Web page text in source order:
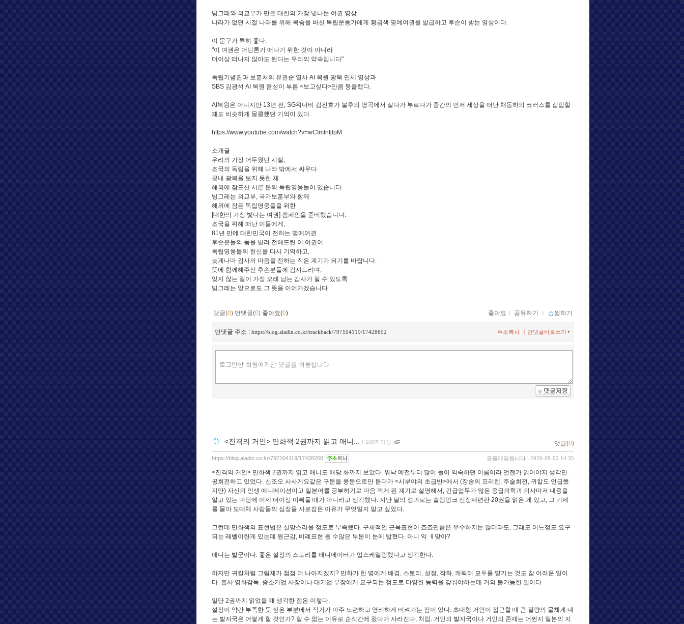
빙그레와 외교부가 만든 대한의 가장 빛나는 여권 영상
나라가 없던 시절 나라를 위해 목숨을 바친 독립운동가에게 황금색 명예여권을 발급하고 후손이 받는 영상이다.
이 문구가 특히 좋다.
"이 여권은 어딘론가 떠나기 위한 것이 아니라
더이상 떠나지 않아도 된다는 우리의 약속입니다"
독립기념관과 보훈처의 유관순 열사 AI 복원 광복 만세 영상과
SBS 김광석 AI 복원 음성이 부른 <보고싶다>만큼 뭉클했다.
AI복원은 아니지만 13년 전, SG워너비 김진호가 불후의 명곡에서 살다가 부르다가 중간의 먼저 세상을 떠난 채동하의 코러스를 삽입할
때도 비슷하게 뭉클했던 기억이 있다.
https://www.youtube.com/watch?v=wCImtnfjlpM
소개글
우리의 가장 어두웠던 시절,
조국의 독립을 위해 나라 밖에서 싸우다
끝내 광복을 보지 못한 채
해외에 잠드신 서른 분의 독립영웅들이 있습니다.
빙그레는 외교부, 국가보훈부와 함께
해외에 잠든 독립영웅들을 위한
[대한의 가장 빛나는 여권] 캠페인을 준비했습니다.
조국을 위해 떠난 이들에게,
81년 만에 대한민국이 전하는 명예여권
후손분들의 품을 빌려 전해드린 이 여권이
독립영웅들의 헌신을 다시 기억하고,
늦게나마 감사의 마음을 전하는 작은 계기가 되기를 바랍니다.
뜻에 함께해주신 후손분들께 감사드리며,
잊지 않는 일이 가장 오래 남는 감사가 될 수 있도록
빙그레는 앞으로도 그 뜻을 이어가겠습니다
댓글(0) 먼댓글(0) 좋아요(0) 좋아요 ｌ 공유하기 ｌ 찜하기
먼댓글 주소 : https://blog.aladin.co.kr/trackback/797104119/17428692 먼댓글바로쓰기
주소복사 ㅣ
<진격의 거인> 만화책 2권까지 읽고 애니... ｌ 100자이상 댓글(0)
글을매일씁니다 l 2026-08-02 14:35
https://blog.aladin.co.kr/797104119/17428268
<진격의 거인> 만화책 2권까지 읽고 애니도 해당 화까지 보았다. 워낙 예전부터 많이 들어 익숙하던 이름이라 언젠가 읽어야지 생각만
공회전하고 있었다. 신조오 사사게요같은 구문을 풍문으로만 듣다가 <시부야의 초급반>에서 (장송의 프리렌, 주술회전, 귀칼도 언급했
지만) 자신의 인생 애니메이션이고 일본어를 공부하기로 마음 먹게 된 계기로 설명해서, 긴급업무가 많은 응급의학과 의사마저 내용을
알고 있는 마당에 이제 더이상 미뤄둘 때가 아니라고 생각했다. 지난 달의 성과로는 슬램덩크 신장재편판 20권을 읽은 게 있고, 그 기세
를 몰아 도대체 사람들의 심장을 사로잡은 이유가 무엇일지 알고 싶었다.
그런데 만화책의 표현법은 실망스러울 정도로 부족했다. 구체적인 근육표현이 죠죠만큼은 우수하지는 않더라도, 그래도 어느정도 요구
되는 레벨이란게 있는데 원근감, 비례표현 등 수많은 부분이 눈에 밟혔다. 아니 익 ㅔ맞아?
애니는 발군이다. 좋은 설정의 스토리를 애니메이터가 업스케일링했다고 생각한다.
하지만 귀칼처럼 그림체가 점점 더 나아지겠지? 만화가 한 명에게 배경, 스토리, 설정, 작화, 캐릭터 모두를 맡기는 것도 참 어려운 일이
다. 흡사 영화감독, 중소기업 사장이나 대기업 부장에게 요구되는 정도로 다양한 능력을 갖춰야하는데 거의 불가능한 일이다.
일단 2권까지 읽었을 때 생각한 점은 이렇다.
설정이 약간 부족한 듯 싶은 부분에서 작가가 아주 노련하고 영리하게 비켜가는 점이 있다. 초대형 거인이 접근할 때 큰 질량의 물체게 내
는 발자국은 어떻게 할 것인가? 알 수 없는 이유로 순식간에 왔다가 사라진다, 처럼. 거인의 발자국이나 거인의 존재는 어쩐지 일본의 지